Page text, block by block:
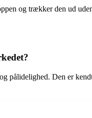
og trækker den ud
pålidelighed. Den er